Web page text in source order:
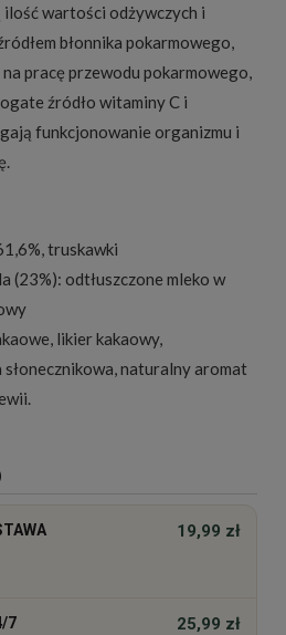
ilość wartości odżywczych i
błonnika pokarmowego,
pracę przewodu pokarmowego,
źródło witaminy C i
funkcjonowanie organizmu i
truskawki
(23%): odtłuszczone mleko w
likier kakaowy,
słonecznikowa, naturalny aromat
kosztów płatności
19,99 zł
7 25,99 zł